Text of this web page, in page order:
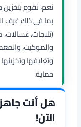
نعم، نقوم
بما في ذلك غرف
(ثلاجات،
والموكيت،
وتغليفها
حماية.
هل أنت جاهز
الآن!